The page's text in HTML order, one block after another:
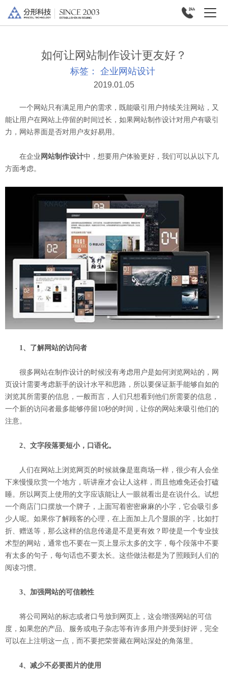
如何让网站制作设计更友好？
标签： 企业网站设计
2019.01.05
一个网站只有满足用户的需求，既能吸引用户持续关注网站，又
能让用户在网站上停留的时间过长，如果 网站制作设计对用户有吸引
力，网站界面是否对用户友好易用。
在企业 网站制作设计中，想要用户体验更好，我们可以从以下几
方面考虑。
1、了解网站的访问者
很多网站在制作设计的时候没有考虑用户是如何浏览网站的，网
页设计需要考虑新手的设计水平和思路，所以要保证新手能够自如的
浏览其所需要的信息，一般而言，人们只想看到他们所需要的信息，
一个新的访问者最多能够停留10秒的时间，让你的网站来吸引他们的
注意。
2、文字段落要短小，口语化。
人们在网站上浏览网页的时候就像是逛商场一样，很少有人会坐
下来慢慢欣赏一个地方，听讲座才会让人这样，而且他难免还会打磕
睡。所以网页上使用的文字应该能让人一眼就看出是在说什么。试想
一个商店门口摆放一个牌子，上面写着密密麻麻的小字，它会吸引多
少人呢。如果你了解顾客的心理，在上面加上几个显眼的字，比如打
折、赠送等，那么这样的信息传递是不是更有效？即使是一个专业技
术型的网站，通常也不要在一页上显示太多的文字，每个段落中不要
有太多的句子，每句话也不要太长。这些做法都是为了照顾到人们的
阅读习惯。
3、加强网站的可信赖性
将公司网站的标志或者口号放到网页上，这会增强网站的可信
度，如果您的产品、服务或电子杂志等有许多用户并受到好评，完全
可以在上注明这一点，而不要把荣誉藏在网站深处的角落里。
4、减少不必要图片的使用